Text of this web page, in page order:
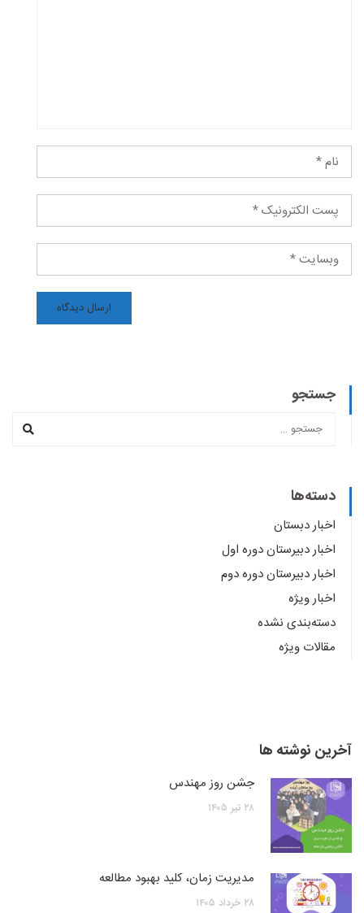
جستجو
دسته‌ها
اخبار دبستان
اخبار دبیرستان دوره اول
اخبار دبیرستان دوره دوم
اخبار ویژه
دسته‌بندی نشده
مقالات ویژه
آخرین نوشته ها
جشن روز مهندس
۲۸ تیر ۱۴۰۵
مدیریت زمان، کلید بهبود مطالعه
۲۸ خرداد ۱۴۰۵